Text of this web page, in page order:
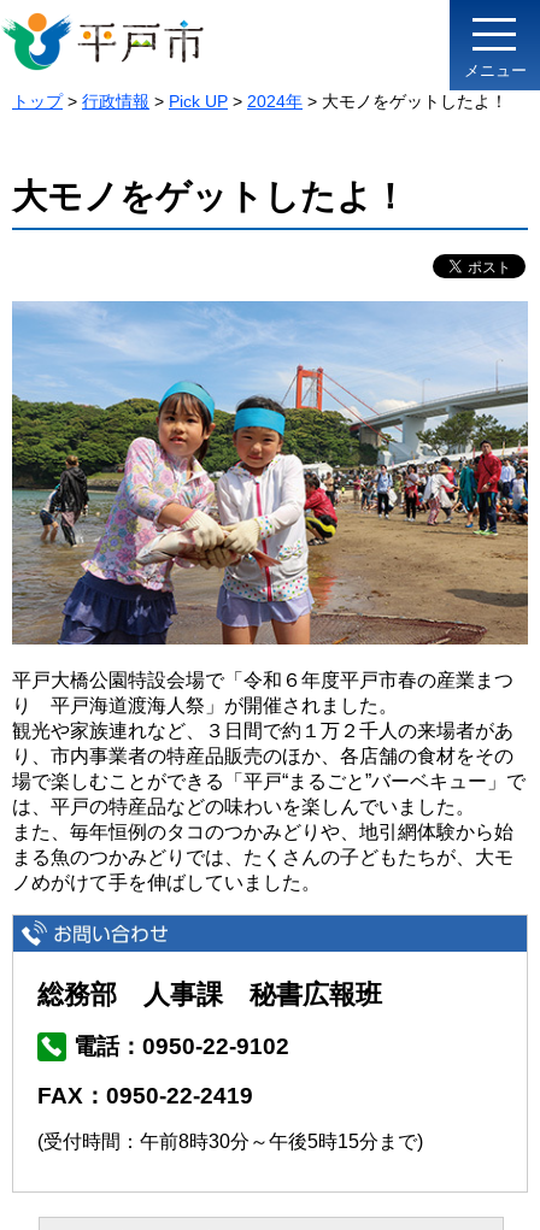
メニュー
トップ> 行政情報 > Pick UP > 2024年 > 大モノをゲットしたよ！
大モノをゲットしたよ！
平戸大橋公園特設会場で「令和６年度平戸市春の産業まつ
り 平戸海道渡海人祭」が開催されました。
観光や家族連れなど、３日間で約１万２千人の来場者があ
り、市内事業者の特産品販売のほか、各店舗の食材をその
場で楽しむことができる「平戸“まるごと”バーベキュー」で
は、平戸の特産品などの味わいを楽しんでいました。
また、毎年恒例のタコのつかみどりや、地引網体験から始
まる魚のつかみどりでは、たくさんの子どもたちが、大モ
ノめがけて手を伸ばしていました。
総務部 人事課 秘書広報班
電話：0950-22-9102
FAX：0950-22-2419
(受付時間：午前8時30分～午後5時15分まで)